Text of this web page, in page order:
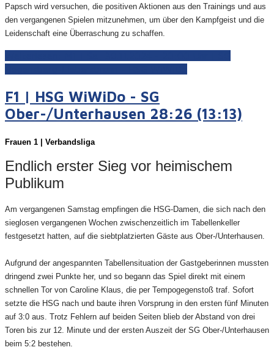
Papsch wird versuchen, die positiven Aktionen aus den Trainings und aus
den vergangenen Spielen mitzunehmen, um über den Kampfgeist und die
Leidenschaft eine Überraschung zu schaffen.
F1 | HSG WiWiDo - SG
Ober-/Unterhausen 28:26 (13:13)
Frauen 1 | Verbandsliga
Endlich erster Sieg vor heimischem
Publikum
Am vergangenen Samstag empfingen die HSG-Damen, die sich nach den
sieglosen vergangenen Wochen zwischenzeitlich im Tabellenkeller
festgesetzt hatten, auf die siebtplatzierten Gäste aus Ober-/Unterhausen.
Aufgrund der angespannten Tabellensituation der Gastgeberinnen mussten
dringend zwei Punkte her, und so begann das Spiel direkt mit einem
schnellen Tor von Caroline Klaus, die per Tempogegenstoß traf. Sofort
setzte die HSG nach und baute ihren Vorsprung in den ersten fünf Minuten
auf 3:0 aus. Trotz Fehlern auf beiden Seiten blieb der Abstand von drei
Toren bis zur 12. Minute und der ersten Auszeit der SG Ober-/Unterhausen
beim 5:2 bestehen.